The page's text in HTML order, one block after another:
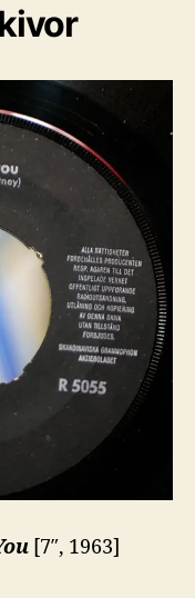
[7″, 1963]